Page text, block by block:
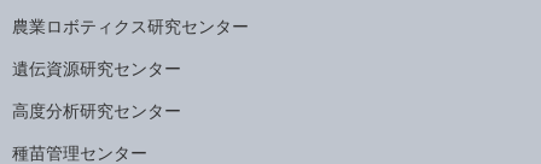
農業ロボティクス研究センター
遺伝資源研究センター
高度分析研究センター
種苗管理センター